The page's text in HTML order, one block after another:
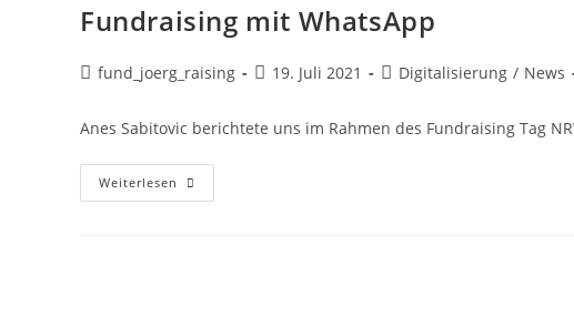
Fundraising mit WhatsApp
fund_joerg_raising 19. Juli 2021 Digitalisierung / News
Anes Sabitovic berichtete uns im Rahmen des Fundraising Tag
Weiterlesen